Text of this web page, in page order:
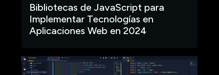
Bibliotecas de JavaScript para
Implementar Tecnologías en
Aplicaciones Web en 2024